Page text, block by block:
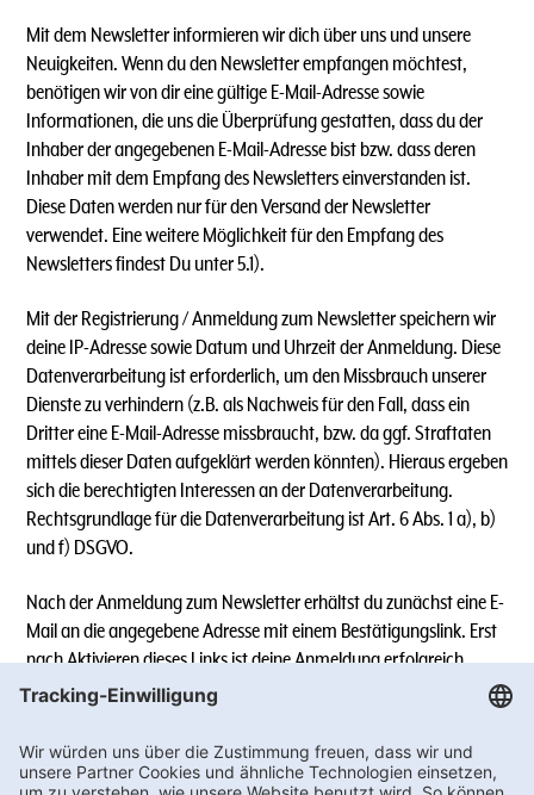
Mit dem Newsletter informieren wir dich über uns und unsere
Neuigkeiten. Wenn du den Newsletter empfangen möchtest,
benötigen wir von dir eine gültige E-Mail-Adresse sowie
Informationen, die uns die Überprüfung gestatten, dass du der
Inhaber der angegebenen E-Mail-Adresse bist bzw. dass deren
Inhaber mit dem Empfang des Newsletters einverstanden ist.
Diese Daten werden nur für den Versand der Newsletter
verwendet. Eine weitere Möglichkeit für den Empfang des
Newsletters findest Du unter 5.1).
Mit der Registrierung / Anmeldung zum Newsletter speichern wir
deine IP-Adresse sowie Datum und Uhrzeit der Anmeldung. Diese
Datenverarbeitung ist erforderlich, um den Missbrauch unserer
Dienste zu verhindern (z.B. als Nachweis für den Fall, dass ein
Dritter eine E-Mail-Adresse missbraucht, bzw. da ggf. Straftaten
mittels dieser Daten aufgeklärt werden könnten). Hieraus ergeben
sich die berechtigten Interessen an der Datenverarbeitung.
Rechtsgrundlage für die Datenverarbeitung ist Art. 6 Abs. 1 a), b)
und f) DSGVO.
Nach der Anmeldung zum Newsletter erhältst du zunächst eine E-
Mail an die angegebene Adresse mit einem Bestätigungslink. Erst
nach Aktivieren dieses Links ist deine Anmeldung erfolgreich.
Sollte der Link in dem angegebenen Zeitraum nicht aktiviert